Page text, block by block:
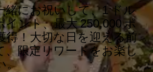
緒にお祝いして、1 ドル
イント、最大 250,000 ポ
得！大切な日を迎える前
、限定リワードをお楽し
。